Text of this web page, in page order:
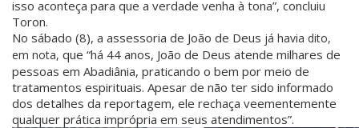
isso aconteça para que a verdade venha à tona”, concluiu
Toron.
No sábado (8), a assessoria de João de Deus já havia dito,
em nota, que “há 44 anos, João de Deus atende milhares de
pessoas em Abadiânia, praticando o bem por meio de
tratamentos espirituais. Apesar de não ter sido informado
dos detalhes da reportagem, ele rechaça veementemente
qualquer prática imprópria em seus atendimentos”.